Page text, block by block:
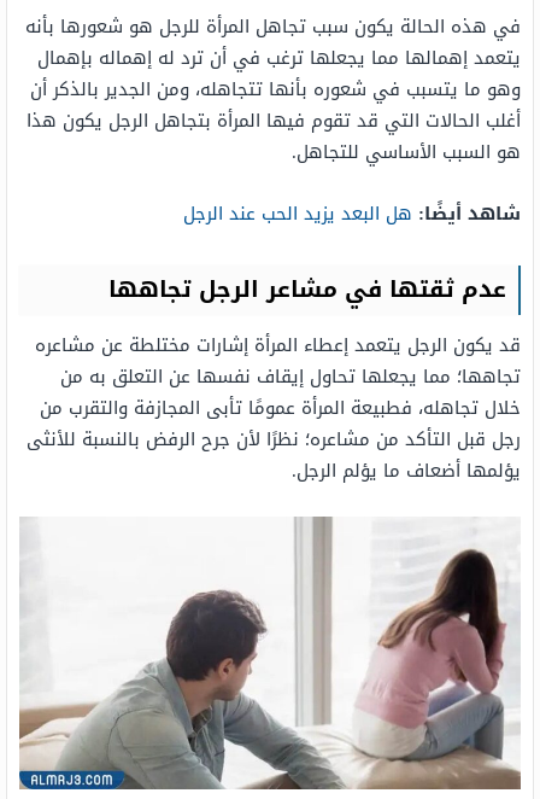
في هذه الحالة يكون سبب تجاهل المرأة للرجل هو شعورها بأنه
يتعمد إهمالها مما يجعلها ترغب في أن ترد له إهماله بإهمال
وهو ما يتسبب في شعوره بأنها تتجاهله، ومن الجدير بالذكر أن
أغلب الحالات التي قد تقوم فيها المرأة بتجاهل الرجل يكون هذا
هو السبب الأساسي للتجاهل.
شاهد أيضًا: هل البعد يزيد الحب عند الرجل
عدم ثقتها في مشاعر الرجل تجاهها
قد يكون الرجل يتعمد إعطاء المرأة إشارات مختلطة عن مشاعره
تجاهها؛ مما يجعلها تحاول إيقاف نفسها عن التعلق به من
خلال تجاهله، فطبيعة المرأة عمومًا تأبى المجازفة والتقرب من
رجل قبل التأكد من مشاعره؛ نظرًا لأن جرح الرفض بالنسبة للأنثى
يؤلمها أضعاف ما يؤلم الرجل.